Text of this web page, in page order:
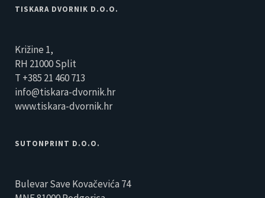
TISKARA DVORNIK D.O.O.
Križine 1,
RH 21000 Split
T +385 21 460 713
info@tiskara-dvornik.hr
www.tiskara-dvornik.hr
SUTONPRINT D.O.O.
Bulevar Save Kovačevića 74